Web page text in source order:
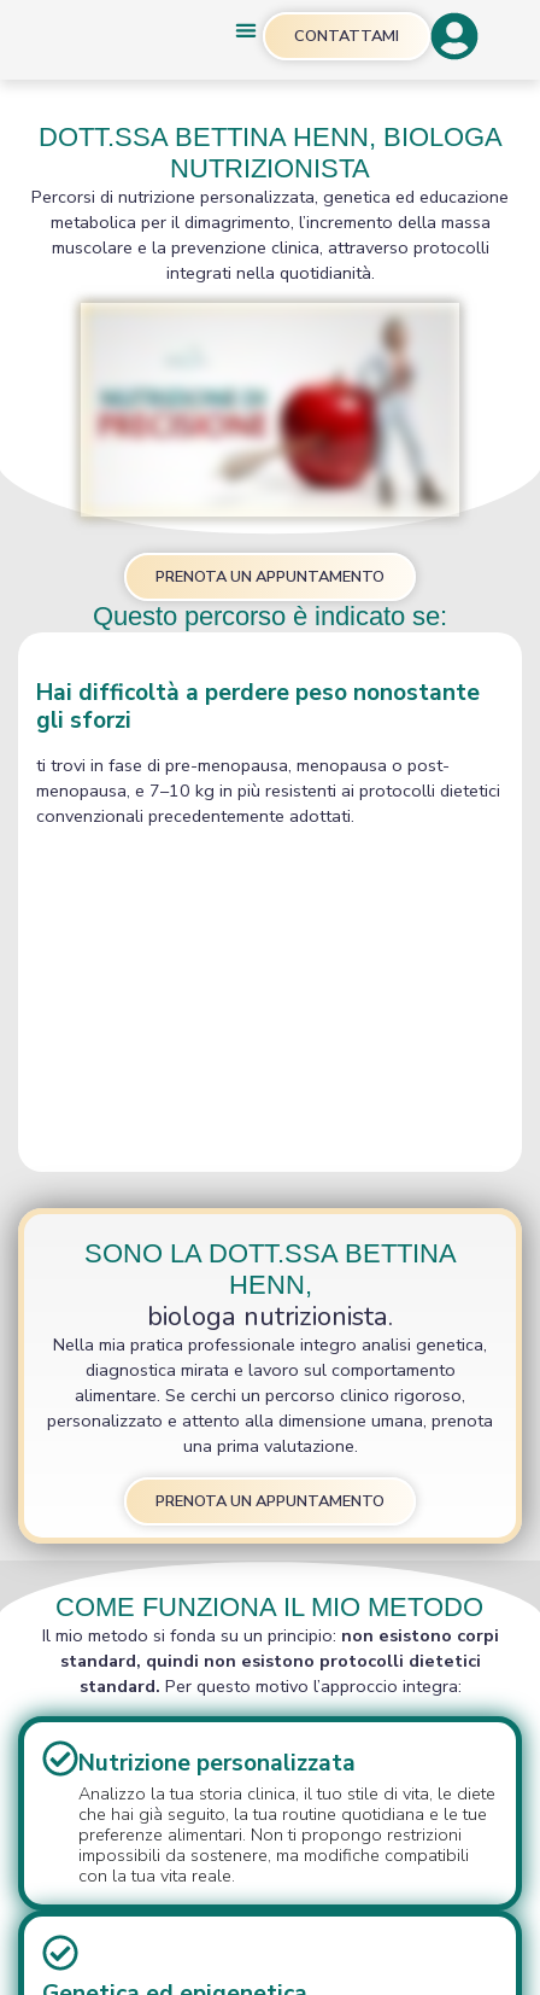
CONTATTAMI
DOTT.SSA BETTINA HENN, BIOLOGA
NUTRIZIONISTA
Percorsi di nutrizione personalizzata, genetica ed educazione
metabolica per il dimagrimento, l’incremento della massa
muscolare e la prevenzione clinica, attraverso protocolli
integrati nella quotidianità.
PRENOTA UN APPUNTAMENTO
Questo percorso è indicato se:
Hai difficoltà a perdere peso nonostante
gli sforzi
ti trovi in fase di pre-menopausa, menopausa o post-
menopausa, e 7–10 kg in più resistenti ai protocolli dietetici
convenzionali precedentemente adottati.
SONO LA DOTT.SSA BETTINA
HENN,
biologa nutrizionista.
Nella mia pratica professionale integro analisi genetica,
diagnostica mirata e lavoro sul comportamento
alimentare. Se cerchi un percorso clinico rigoroso,
personalizzato e attento alla dimensione umana, prenota
una prima valutazione.
PRENOTA UN APPUNTAMENTO
COME FUNZIONA IL MIO METODO
Il mio metodo si fonda su un principio: non esistono corpi
standard, quindi non esistono protocolli dietetici
standard. Per questo motivo l’approccio integra:
Nutrizione personalizzata
Analizzo la tua storia clinica, il tuo stile di vita, le diete
che hai già seguito, la tua routine quotidiana e le tue
preferenze alimentari. Non ti propongo restrizioni
impossibili da sostenere, ma modifiche compatibili
con la tua vita reale.